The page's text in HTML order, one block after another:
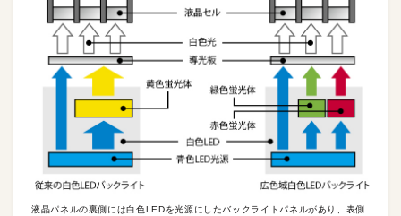
液晶パネルの裏側には白色LEDを光源にしたバックライトパネルがあり、表側